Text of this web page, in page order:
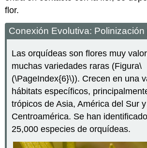
flor.
Conexión Evolutiva:
Las orquídeas son flores muy
muchas variedades raras (Figura\
(\PageIndex{6}\)). Crecen en una
hábitats específicos,
trópicos de Asia, América del Sur y
Centroamérica. Se han
25,000 especies de orquídeas.